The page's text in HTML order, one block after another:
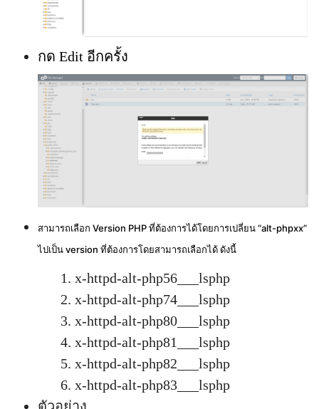
กด Edit อีกครั้ง
สามารถเลือก Version PHP ที่ต้องการได้โดยการเปลี่ยน “alt-phpxx”
ไปเป็น version ที่ต้องการโดยสามารถเลือกได้ ดังนี้
x-httpd-alt-php56___lsphp
x-httpd-alt-php74___lsphp
x-httpd-alt-php80___lsphp
x-httpd-alt-php81___lsphp
x-httpd-alt-php82___lsphp
x-httpd-alt-php83___lsphp